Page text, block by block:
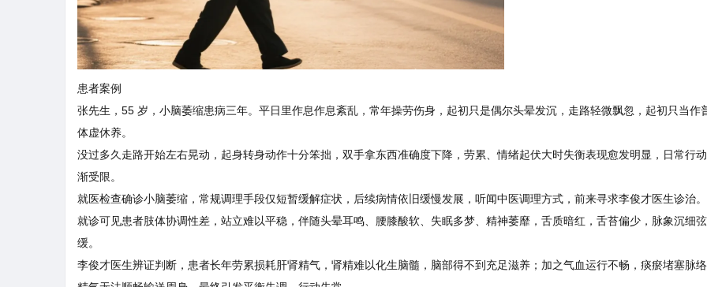
患者案例
张先生，55 岁，小脑萎缩患病三年。平日里作息作息紊乱，常年操劳伤身，起初只是偶尔头晕发沉，走路轻微飘忽，起初只当作
体虚休养。
没过多久走路开始左右晃动，起身转身动作十分笨拙，双手拿东西准确度下降，劳累、情绪起伏大时失衡表现愈发明显，日常行
渐受限。
就医检查确诊小脑萎缩，常规调理手段仅短暂缓解症状，后续病情依旧缓慢发展，听闻中医调理方式，前来寻求李俊才医生诊治。
就诊可见患者肢体协调性差，站立难以平稳，伴随头晕耳鸣、腰膝酸软、失眠多梦、精神萎靡，舌质暗红，舌苔偏少，脉象沉细弦
缓。
李俊才医生辨证判断，患者长年劳累损耗肝肾精气，肾精难以化生脑髓，脑部得不到充足滋养；加之气血运行不畅，痰瘀堵塞脉